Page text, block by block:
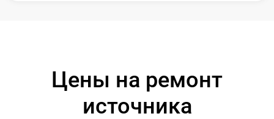
Цены на ремонт
источника